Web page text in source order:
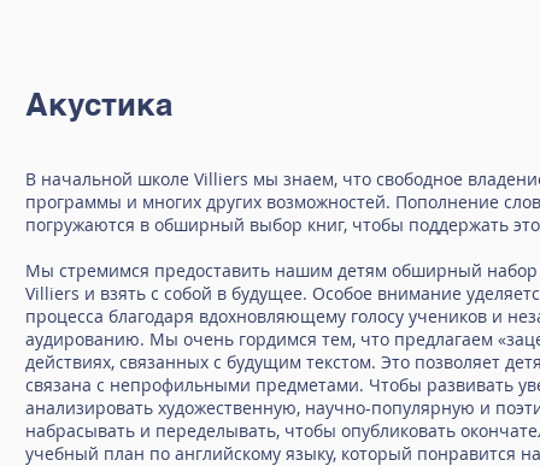
Акустика
В начальной школе Villiers мы знаем, что свободное
программы и многих других возможностей. Пополнение
погружаются в обширный выбор книг, чтобы поддержать
Мы стремимся предоставить нашим детям обширный
Villiers и взять с собой в будущее. Особое внимание
процесса благодаря вдохновляющему голосу учеников и
аудированию. Мы очень гордимся тем, что предлагаем
действиях, связанных с будущим текстом. Это позволяет
связана с непрофильными предметами. Чтобы развивать
анализировать художественную, научно-популярную и
набрасывать и переделывать, чтобы опубликовать
учебный план по английскому языку, который понравится